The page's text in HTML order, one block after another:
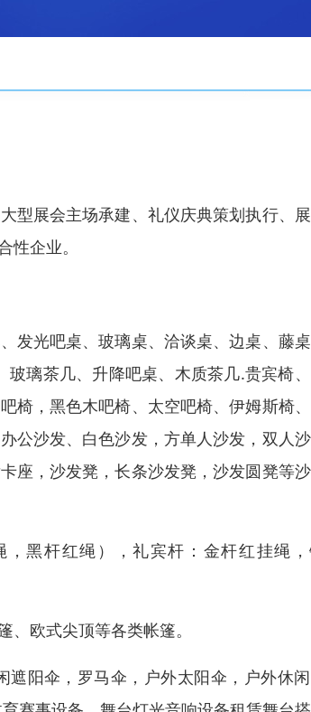
型展会主场承建、礼仪庆典策划执行、
企业。
发光吧桌、玻璃桌、洽谈桌、边桌、藤
璃茶几、升降吧桌、木质茶几.贵宾椅
椅，黑色木吧椅、太空吧椅、伊姆斯椅
公沙发、白色沙发，方单人沙发，双人
座，沙发凳，长条沙发凳，沙发圆凳等
黑杆红绳），礼宾杆：金杆红挂绳
欧式尖顶等各类帐篷。
阳伞，罗马伞，户外太阳伞，户外休